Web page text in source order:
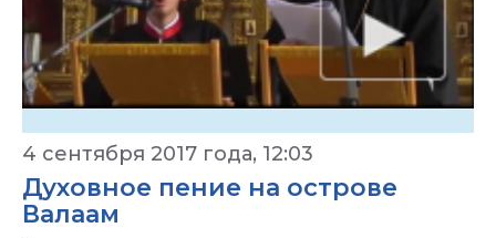
4 сентября 2017 года, 12:03
Духовное пение на острове
Валаам